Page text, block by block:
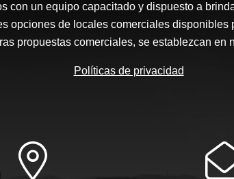
con un equipo capacitado y dispuesto a
opciones de locales comerciales disponibles
propuestas comerciales, se establezcan en
Políticas de privacidad